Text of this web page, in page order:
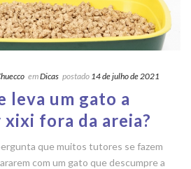
emDicas postado 14 de julho de 2021
leva um gato a
xixi fora da areia?
que muitos tutores se fazem
com um gato que descumpre a